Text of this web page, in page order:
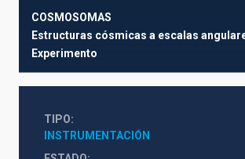
COSMOSOMAS
Estructuras cósmicas a escalas
Experimento
TIPO
INSTRUMENTACIÓN